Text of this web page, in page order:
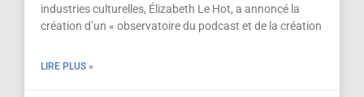
industries culturelles, Élizabeth Le Hot, a annoncé la
création d’un « observatoire du podcast et de la création
LIRE PLUS »